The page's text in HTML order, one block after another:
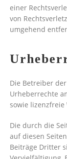
einer
von
umgehend
Die Betreiber
Urheberrechte
sowie lizenzfreie
Die durch die
auf diesen
Beiträge Dritter